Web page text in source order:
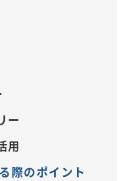
ー
用
際のポイント